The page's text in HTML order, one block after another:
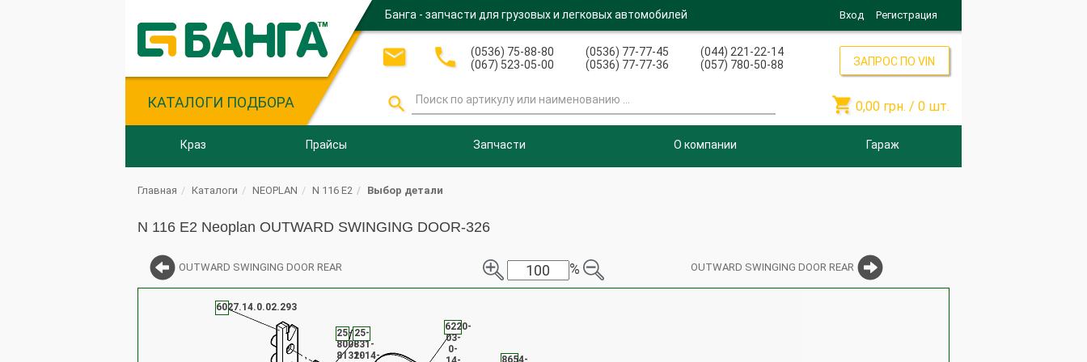
КАТАЛОГИ ПОДБОРА
Банга - запчасти для грузовых и легковых автомобилей Вход Регистрация
 
(0536) 75-88-80
(067) 523-05-00
(0536) 77-77-45
(0536) 77-77-36
(044) 221-22-14
(057) 780-50-88

ЗАПРОС ПО VIN
 0,00 грн. / 0 шт.
Краз Прайсы Запчасти О компании Гараж
Главная Каталоги NEOPLAN N 116 E2 Выбор детали
N 116 E2 Neoplan OUTWARD SWINGING DOOR-326
OUTWARD SWINGING DOOR REAR % OUTWARD SWINGING DOOR REAR
6027.14.0.02.293
25-
800-
8131-
25-
831-
2014-
6220-
03-
0-
8654-